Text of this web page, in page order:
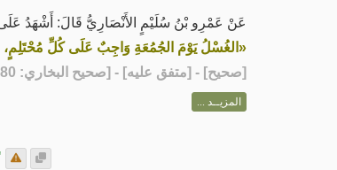
عَنْ عَمْرِو بْنُ سُلَيْمٍ الأَنْصَارِيُّ قَالَ: أَشْهَدُ
«الغُسْلُ يَوْمَ الجُمُعَةِ وَاجِبٌ عَلَى كُلِّ
[صحيح] - [متفق عليه] - [صحيح البخاري: 880]
المزيــد ...